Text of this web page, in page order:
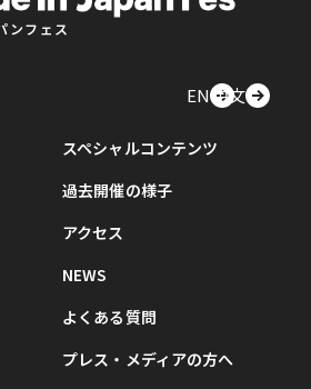
ンフェス
EN中文
スペシャルコンテンツ
過去開催の様子
アクセス
NEWS
よくある質問
プレス・メディアの方へ